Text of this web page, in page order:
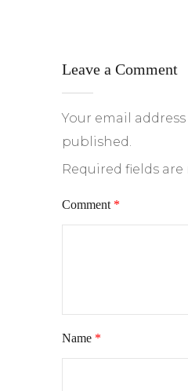
Leave a Comment
Your email
published.
Required fields are
Comment *
Name *